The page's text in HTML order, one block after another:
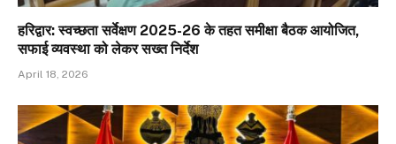
हरिद्वार: स्वच्छता सर्वेक्षण 2025-26 के तहत समीक्षा बैठक आयोजित,
सफाई व्यवस्था को लेकर सख्त निर्देश
April 18, 2026